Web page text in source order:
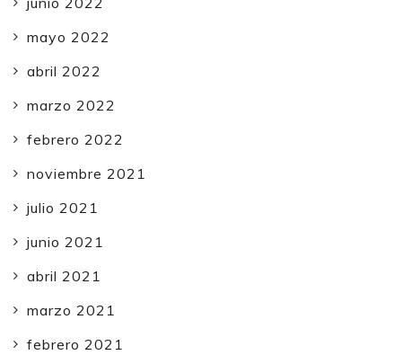
mayo 2022
abril 2022
marzo 2022
febrero 2022
noviembre 2021
julio 2021
junio 2021
abril 2021
marzo 2021
febrero 2021